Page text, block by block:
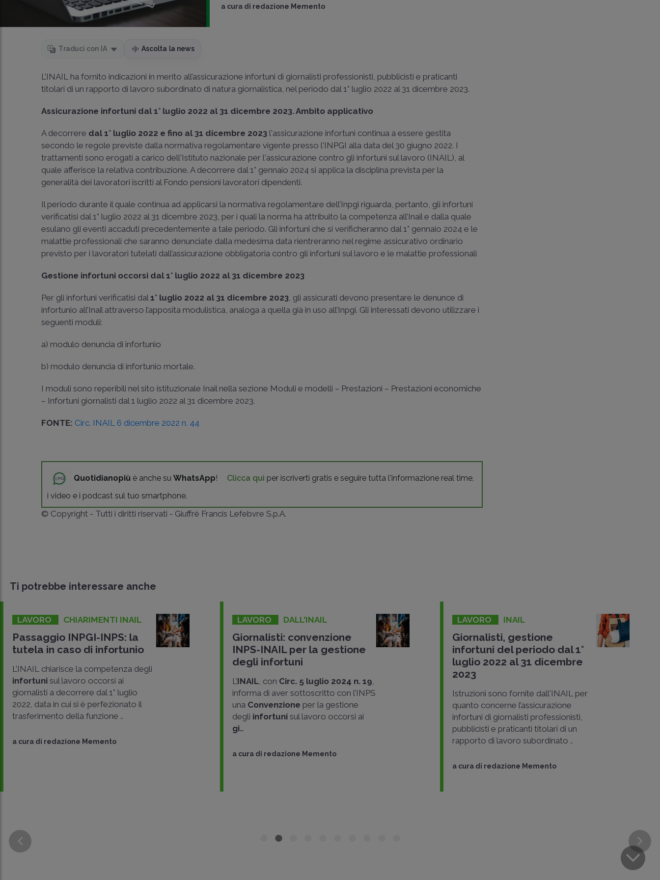
a cura di redazione Memento
SU
Traduci con IA Ascolta la news
L’INAIL ha fornito indicazioni in merito all’assicurazione infortuni di giornalisti professionisti, pubblicisti e praticanti
titolari di un rapporto di lavoro subordinato di natura giornalistica, nel periodo dal 1° luglio 2022 al 31 dicembre 2023.
Assicurazione infortuni dal 1° luglio 2022 al 31 dicembre 2023. Ambito applicativo
A decorrere dal 1° luglio 2022 e fino al 31 dicembre 2023 l'assicurazione infortuni continua a essere gestita
secondo le regole previste dalla normativa regolamentare vigente presso l'INPGI alla data del 30 giugno 2022. I
trattamenti sono erogati a carico dell'Istituto nazionale per l'assicurazione contro gli infortuni sul lavoro (INAIL), al
quale afferisce la relativa contribuzione. A decorrere dal 1° gennaio 2024 si applica la disciplina prevista per la
generalità dei lavoratori iscritti al Fondo pensioni lavoratori dipendenti.
Il periodo durante il quale continua ad applicarsi la normativa regolamentare dell’Inpgi riguarda, pertanto, gli infortuni
verificatisi dal 1° luglio 2022 al 31 dicembre 2023, per i quali la norma ha attribuito la competenza all’Inail e dalla quale
esulano gli eventi accaduti precedentemente a tale periodo. Gli infortuni che si verificheranno dal 1° gennaio 2024 e le
malattie professionali che saranno denunciate dalla medesima data rientreranno nel regime assicurativo ordinario
previsto per i lavoratori tutelati dall’assicurazione obbligatoria contro gli infortuni sul lavoro e le malattie professionali
Gestione infortuni occorsi dal 1° luglio 2022 al 31 dicembre 2023
Per gli infortuni verificatisi dal1° luglio 2022 al 31 dicembre 2023, gli assicurati devono presentare le denunce di
infortunio all’Inail attraverso l’apposita modulistica, analoga a quella già in uso all’Inpgi. Gli interessati devono utilizzare i
seguenti moduli:
a) modulo denuncia di infortunio
b) modulo denuncia di infortunio mortale.
I moduli sono reperibili nel sito istituzionale Inail nella sezione Moduli e modelli – Prestazioni – Prestazioni economiche
– Infortuni giornalisti dal 1 luglio 2022 al 31 dicembre 2023.
FONTE: Circ. INAIL 6 dicembre 2022 n. 44
Quotidianopiù è anche suWhatsApp! Clicca qui per iscriverti gratis e seguire tutta l'informazione real time,
i video e i podcast sul tuo smartphone.
© Copyright - Tutti i diritti riservati - Giuffrè Francis Lefebvre S.p.A.
Ti potrebbe interessare anche
LAVORO CHIARIMENTI INAIL
Passaggio INPGI-INPS: la
tutela in caso di infortunio
L’INAIL chiarisce la competenza degli
infortuni sul lavoro occorsi ai
giornalisti a decorrere dal 1° luglio
2022, data in cui si è perfezionato il
trasferimento della funzione ..
a cura di redazione Memento
LAVORO DALL'INAIL
Giornalisti: convenzione
INPS-INAIL per la gestione
degli infortuni
L’INAIL, con Circ. 5 luglio 2024 n. 19,
informa di aver sottoscritto con l’INPS
una Convenzione per la gestione
degli infortuni sul lavoro occorsi ai
gi..
a cura di redazione Memento
LAVORO INAIL
Giornalisti, gestione
infortuni del periodo dal 1°
luglio 2022 al 31 dicembre
2023
Istruzioni sono fornite dall'INAIL per
quanto concerne l’assicurazione
infortuni di giornalisti professionisti,
pubblicisti e praticanti titolari di un
rapporto di lavoro subordinato ..
a cura di redazione Memento